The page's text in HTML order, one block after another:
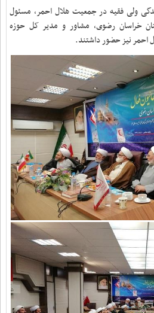
ولی فقیه در جمعیت هلال احمر، مسئول
خراسان رضوی، مشاور و مدیر کل حوزه
احمر نیز حضور داشتند.